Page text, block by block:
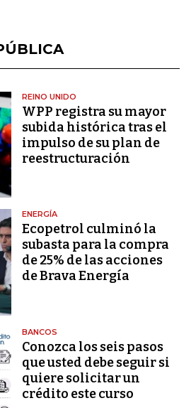
REINO UNIDO
WPP registra su mayor
subida histórica tras el
impulso de su plan de
reestructuración
ENERGÍA
Ecopetrol culminó la
subasta para la compra
de 25% de las acciones
de Brava Energía
BANCOS
Conozca los seis pasos
que usted debe seguir si
quiere solicitar un
crédito este curso